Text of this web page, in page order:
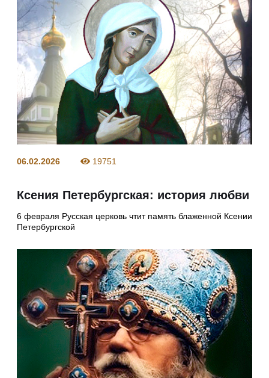
06.02.2026 19751
Ксения Петербургская: история любви
6 февраля Русская церковь чтит память блаженной Ксении
Петербургской